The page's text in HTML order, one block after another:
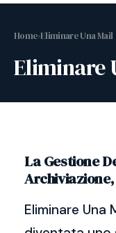
Home›Eliminare Una Mail
Eliminare
La Gestione
Eliminare Una